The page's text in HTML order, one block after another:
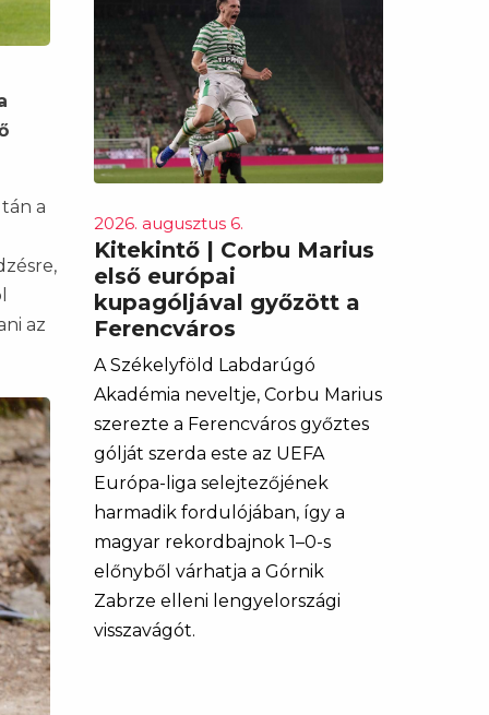
a
az
2026. augusztus 6.
Kitekintő | Corbu Marius
első európai
kupagóljával győzött a
Ferencváros
A Székelyföld Labdarúgó
Akadémia neveltje, Corbu Marius
szerezte a Ferencváros győztes
gólját szerda este az UEFA
Európa-liga selejtezőjének
harmadik fordulójában, így a
magyar rekordbajnok 1–0-s
előnyből várhatja a Górnik
Zabrze elleni lengyelországi
visszavágót.